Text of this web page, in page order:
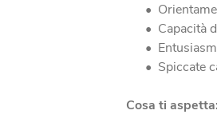
Capacità
Spiccate
Cosa ti aspetta: